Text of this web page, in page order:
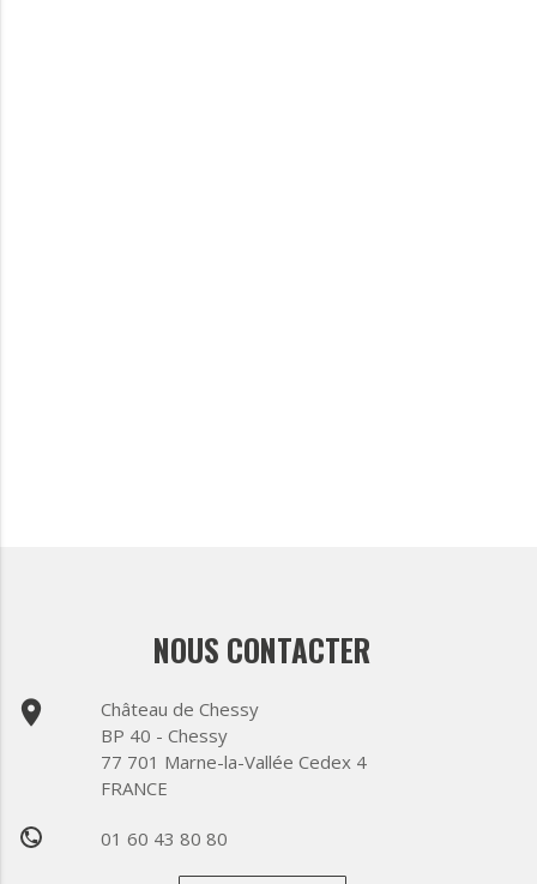
NOUS CONTACTER
place
Château de Chessy
BP 40 - Chessy
77 701 Marne-la-Vallée Cedex 4
FRANCE
phone 01 60 43 80 80